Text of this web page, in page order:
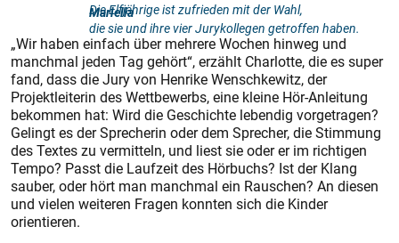
Mariella
Die Elfjährige ist zufrieden mit der Wahl,
die sie und ihre vier Jurykollegen getroffen haben.
„Wir haben einfach über mehrere Wochen hinweg und
manchmal jeden Tag gehört“, erzählt Charlotte, die es super
fand, dass die Jury von Henrike Wenschkewitz, der
Projektleiterin des Wettbewerbs, eine kleine Hör-Anleitung
bekommen hat: Wird die Geschichte lebendig vorgetragen?
Gelingt es der Sprecherin oder dem Sprecher, die Stimmung
des Textes zu vermitteln, und liest sie oder er im richtigen
Tempo? Passt die Laufzeit des Hörbuchs? Ist der Klang
sauber, oder hört man manchmal ein Rauschen? An diesen
und vielen weiteren Fragen konnten sich die Kinder
orientieren.